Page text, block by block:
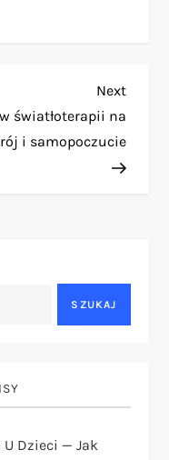
Next
Post
Next
światłoterapii na
i samopoczucie
SZUKAJ
U Dzieci — Jak